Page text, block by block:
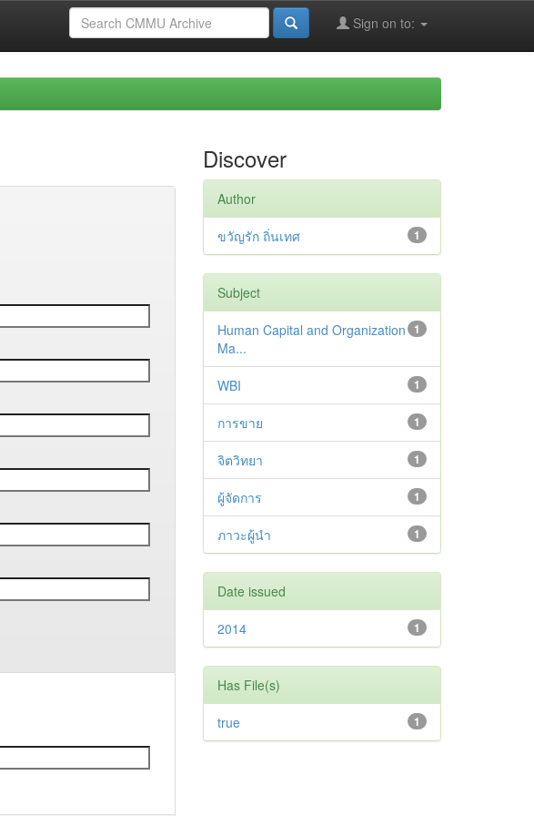
Sign on to:
Discover
Author
1
ขวัญรัก ถิ่นเทศ
Subject
1
Human Capital and Organization
Ma...
1
WBI
1
การขาย
1
จิตวิทยา
1
ผู้จัดการ
1
ภาวะผู้นำ
Date issued
1
2014
Has File(s)
1
true